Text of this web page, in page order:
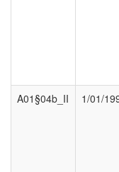
A01§04b_II
1/01/